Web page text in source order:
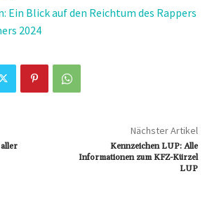
Ein Blick auf den Reichtum des Rappers
2024
Nächster Artikel
Kennzeichen LUP: Alle
Informationen zum KFZ-Kürzel
LUP